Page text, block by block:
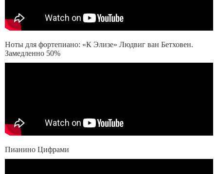
Ноты для фортепиано: «К Элизе» Людвиг ван Бетховен.
Замедленно 50%
Пианино Цифрами